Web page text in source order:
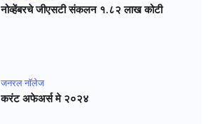
नोव्हेंबरचे जीएसटी संकलन १.८२ लाख कोटी
जनरल नाॅलेज
करंट अफेअर्स मे २०२४